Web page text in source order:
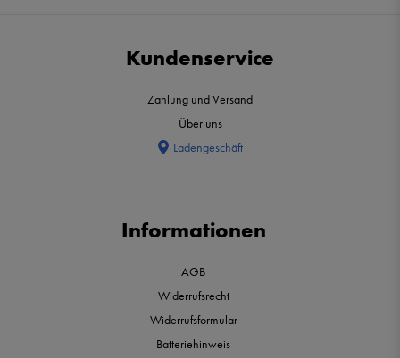
Kundenservice
Zahlung und Versand
Über uns
Ladengeschäft
Informationen
AGB
Widerrufsrecht
Widerrufsformular
Batteriehinweis